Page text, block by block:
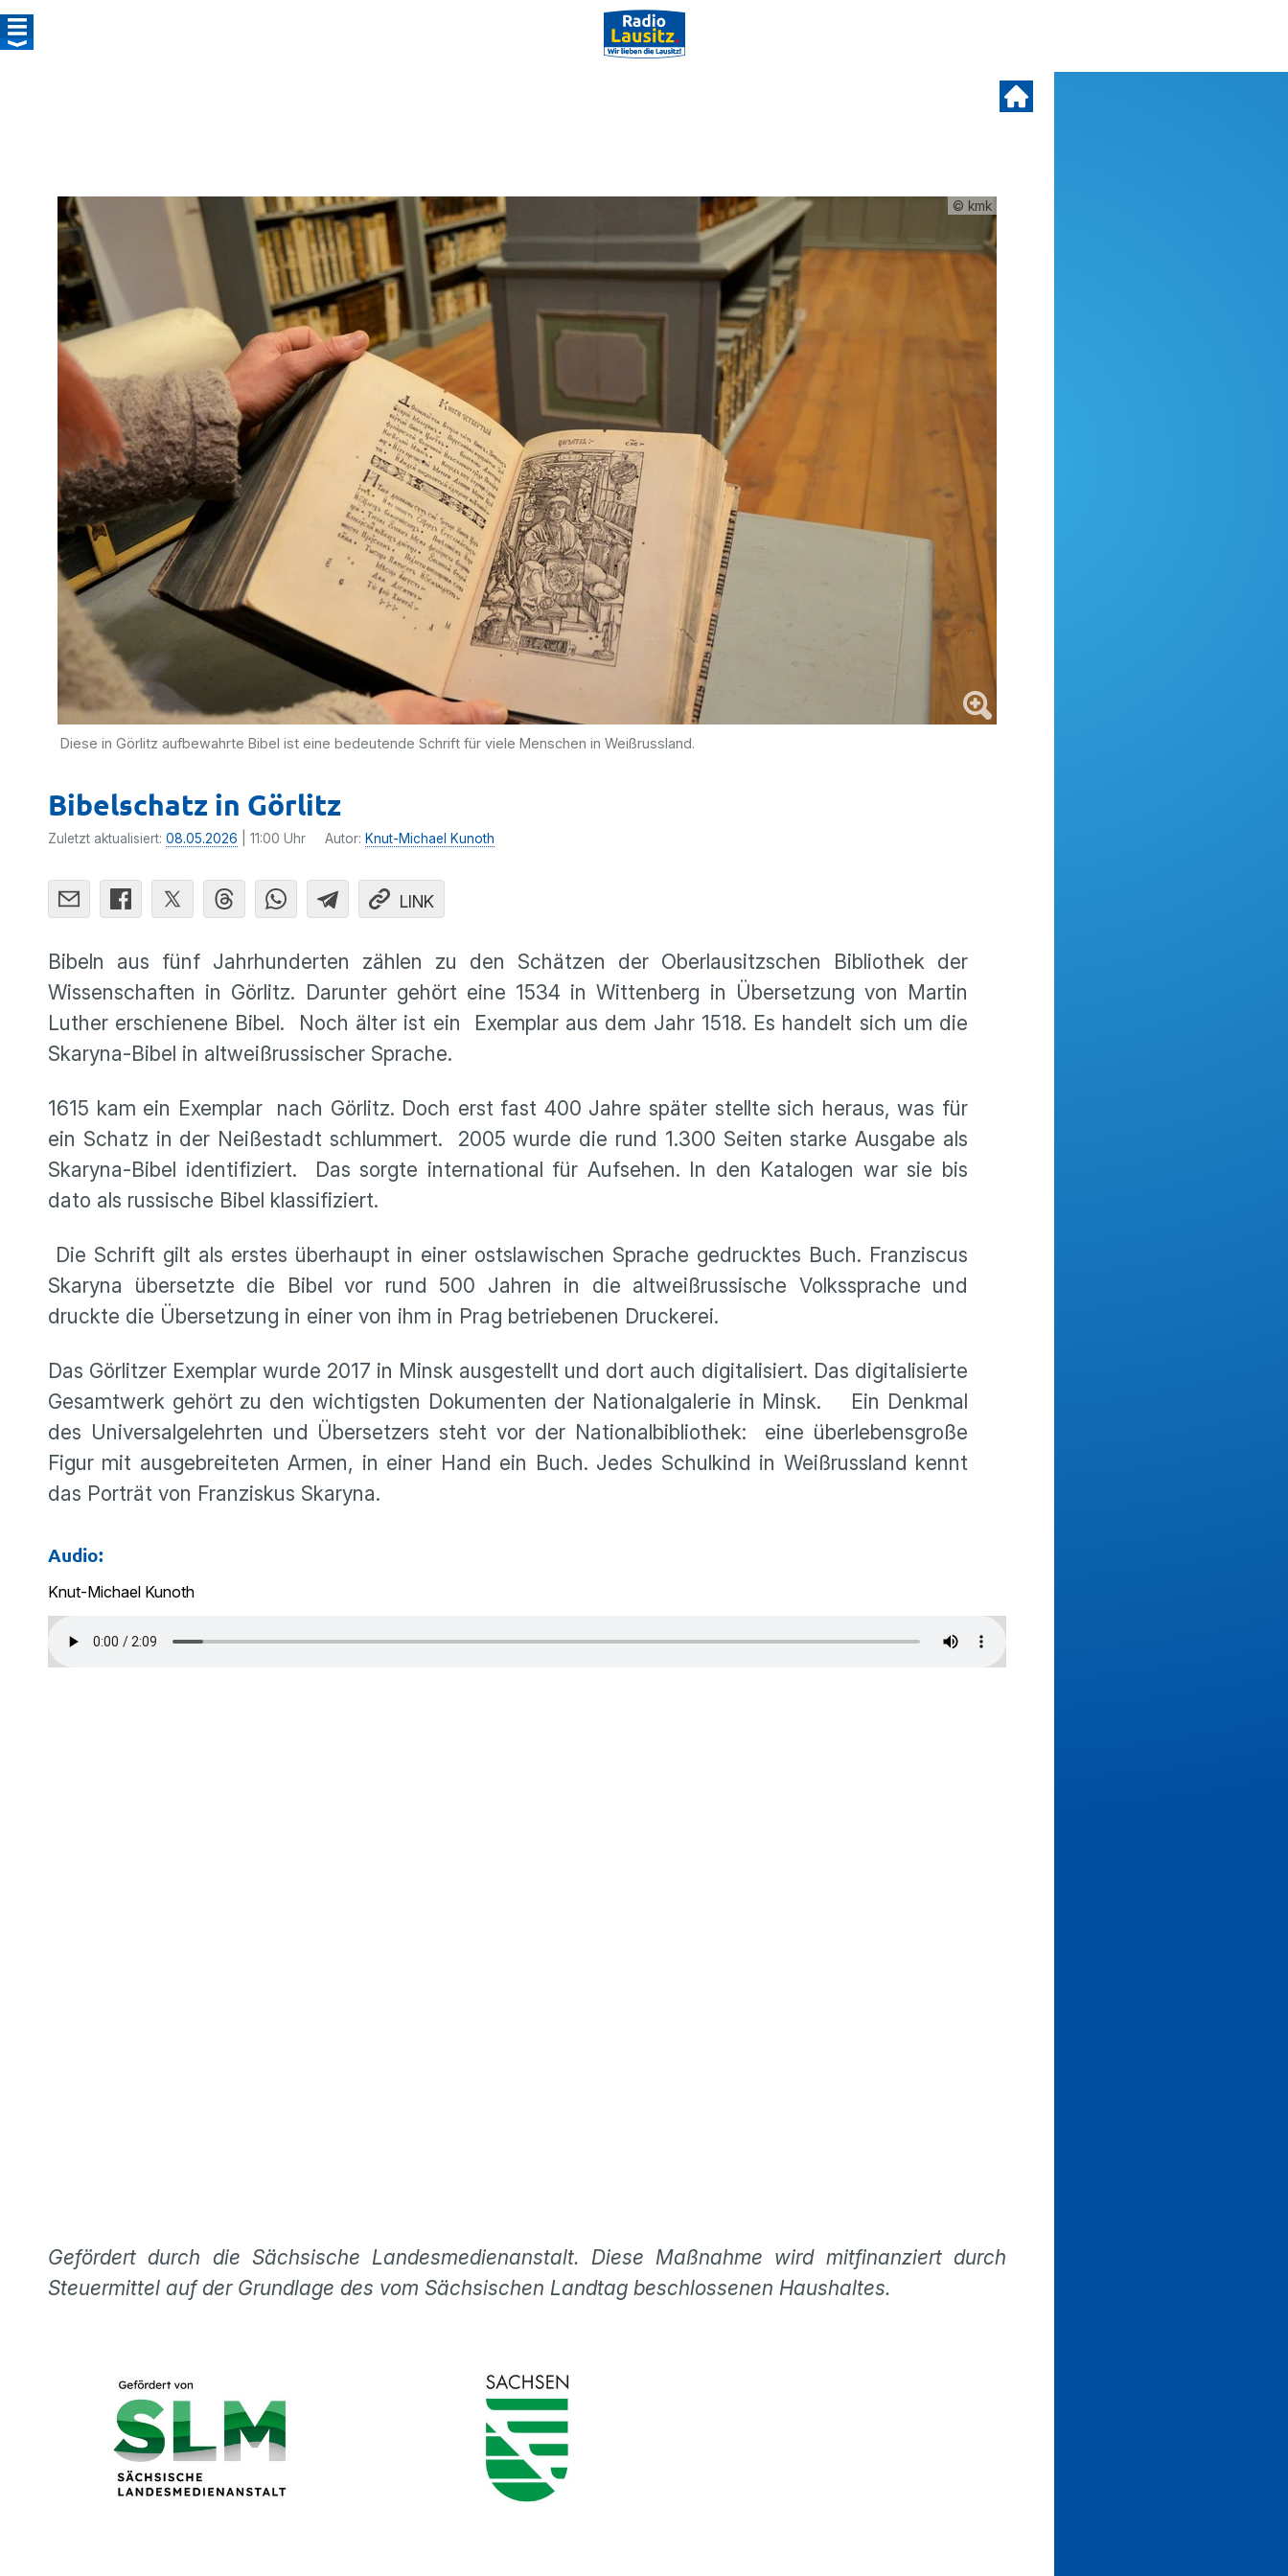
© kmk
Diese in Görlitz aufbewahrte Bibel ist eine bedeutende Schrift für viele Menschen in Weißrussland.
Bibelschatz in Görlitz
Zuletzt aktualisiert: 08.05.2026 | 11:00 Uhr Autor: Knut-Michael Kunoth
LINK
Bibeln aus fünf Jahrhunderten zählen zu den Schätzen der Oberlausitzschen Bibliothek der
Wissenschaften in Görlitz. Darunter gehört eine 1534 in Wittenberg in Übersetzung von Martin
Luther erschienene Bibel. Noch älter ist ein Exemplar aus dem Jahr 1518. Es handelt sich um die
Skaryna-Bibel in altweißrussischer Sprache.
1615 kam ein Exemplar nach Görlitz. Doch erst fast 400 Jahre später stellte sich heraus, was für
ein Schatz in der Neißestadt schlummert. 2005 wurde die rund 1.300 Seiten starke Ausgabe als
Skaryna-Bibel identifiziert. Das sorgte international für Aufsehen. In den Katalogen war sie bis
dato als russische Bibel klassifiziert.
Die Schrift gilt als erstes überhaupt in einer ostslawischen Sprache gedrucktes Buch. Franziscus
Skaryna übersetzte die Bibel vor rund 500 Jahren in die altweißrussische Volkssprache und
druckte die Übersetzung in einer von ihm in Prag betriebenen Druckerei.
Das Görlitzer Exemplar wurde 2017 in Minsk ausgestellt und dort auch digitalisiert. Das digitalisierte
Gesamtwerk gehört zu den wichtigsten Dokumenten der Nationalgalerie in Minsk. Ein Denkmal
des Universalgelehrten und Übersetzers steht vor der Nationalbibliothek: eine überlebensgroße
Figur mit ausgebreiteten Armen, in einer Hand ein Buch. Jedes Schulkind in Weißrussland kennt
das Porträt von Franziskus Skaryna.
Audio:
Knut-Michael Kunoth
Gefördert durch die Sächsische Landesmedienanstalt. Diese Maßnahme wird mitfinanziert durch
Steuermittel auf der Grundlage des vom Sächsischen Landtag beschlossenen Haushaltes.